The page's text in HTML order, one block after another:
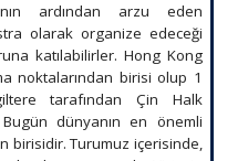
ardından arzu eden
olarak organize edeceği
katılabilirler. Hong Kong
noktalarından birisi olup 1
tarafından Çin Halk
dünyanın en önemli
birisidir. Turumuz içerisinde,